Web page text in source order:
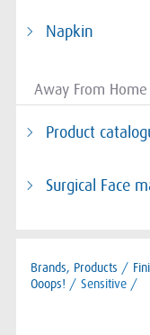
Napkin
Away From Home
Product
Surgical Face
Brands, Products /
Ooops! / Sensitive /